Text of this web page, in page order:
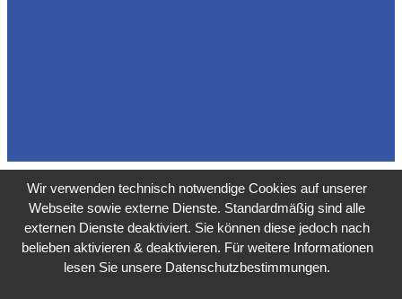
Wir verwenden technisch notwendige Cookies auf unserer
Webseite sowie externe Dienste. Standardmäßig sind alle
externen Dienste deaktiviert. Sie können diese jedoch nach
belieben aktivieren & deaktivieren. Für weitere Informationen
lesen Sie unsere Datenschutzbestimmungen.